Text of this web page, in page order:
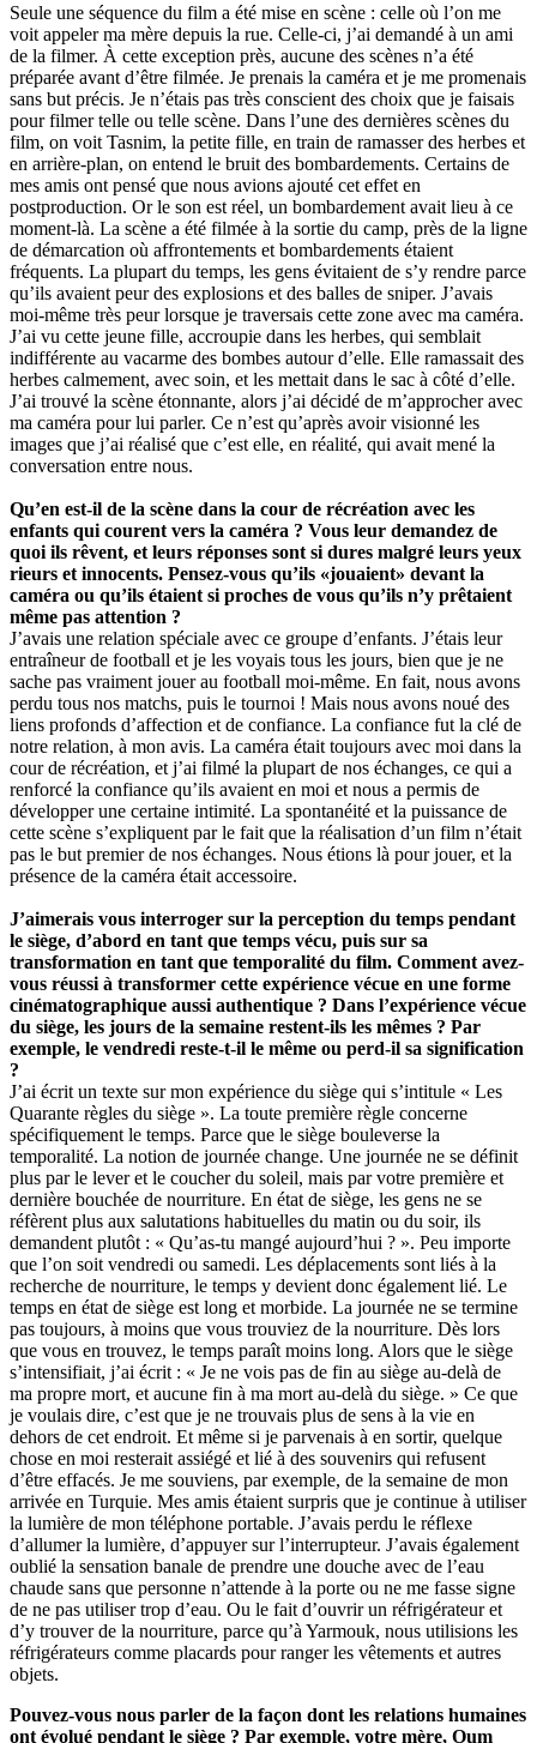
Seule une séquence du film a été mise en scène : celle où l’on me
voit appeler ma mère depuis la rue. Celle-ci, j’ai demandé à un ami
de la filmer. À cette exception près, aucune des scènes n’a été
préparée avant d’être filmée. Je prenais la caméra et je me promenais
sans but précis. Je n’étais pas très conscient des choix que je faisais
pour filmer telle ou telle scène. Dans l’une des dernières scènes du
film, on voit Tasnim, la petite fille, en train de ramasser des herbes et
en arrière-plan, on entend le bruit des bombardements. Certains de
mes amis ont pensé que nous avions ajouté cet effet en
postproduction. Or le son est réel, un bombardement avait lieu à ce
moment-là. La scène a été filmée à la sortie du camp, près de la ligne
de démarcation où affrontements et bombardements étaient
fréquents. La plupart du temps, les gens évitaient de s’y rendre parce
qu’ils avaient peur des explosions et des balles de sniper. J’avais
moi-même très peur lorsque je traversais cette zone avec ma caméra.
J’ai vu cette jeune fille, accroupie dans les herbes, qui semblait
indifférente au vacarme des bombes autour d’elle. Elle ramassait des
herbes calmement, avec soin, et les mettait dans le sac à côté d’elle.
J’ai trouvé la scène étonnante, alors j’ai décidé de m’approcher avec
ma caméra pour lui parler. Ce n’est qu’après avoir visionné les
images que j’ai réalisé que c’est elle, en réalité, qui avait mené la
conversation entre nous.
Qu’en est-il de la scène dans la cour de récréation avec les
enfants qui courent vers la caméra ? Vous leur demandez de
quoi ils rêvent, et leurs réponses sont si dures malgré leurs yeux
rieurs et innocents. Pensez-vous qu’ils «jouaient» devant la
caméra ou qu’ils étaient si proches de vous qu’ils n’y prêtaient
même pas attention ?
J’avais une relation spéciale avec ce groupe d’enfants. J’étais leur
entraîneur de football et je les voyais tous les jours, bien que je ne
sache pas vraiment jouer au football moi-même. En fait, nous avons
perdu tous nos matchs, puis le tournoi ! Mais nous avons noué des
liens profonds d’affection et de confiance. La confiance fut la clé de
notre relation, à mon avis. La caméra était toujours avec moi dans la
cour de récréation, et j’ai filmé la plupart de nos échanges, ce qui a
renforcé la confiance qu’ils avaient en moi et nous a permis de
développer une certaine intimité. La spontanéité et la puissance de
cette scène s’expliquent par le fait que la réalisation d’un film n’était
pas le but premier de nos échanges. Nous étions là pour jouer, et la
présence de la caméra était accessoire.
J’aimerais vous interroger sur la perception du temps pendant
le siège, d’abord en tant que temps vécu, puis sur sa
transformation en tant que temporalité du film. Comment avez-
vous réussi à transformer cette expérience vécue en une forme
cinématographique aussi authentique ? Dans l’expérience vécue
du siège, les jours de la semaine restent-ils les mêmes ? Par
exemple, le vendredi reste-t-il le même ou perd-il sa signification
?
J’ai écrit un texte sur mon expérience du siège qui s’intitule « Les
Quarante règles du siège ». La toute première règle concerne
spécifiquement le temps. Parce que le siège bouleverse la
temporalité. La notion de journée change. Une journée ne se définit
plus par le lever et le coucher du soleil, mais par votre première et
dernière bouchée de nourriture. En état de siège, les gens ne se
réfèrent plus aux salutations habituelles du matin ou du soir, ils
demandent plutôt : « Qu’as-tu mangé aujourd’hui ? ». Peu importe
que l’on soit vendredi ou samedi. Les déplacements sont liés à la
recherche de nourriture, le temps y devient donc également lié. Le
temps en état de siège est long et morbide. La journée ne se termine
pas toujours, à moins que vous trouviez de la nourriture. Dès lors
que vous en trouvez, le temps paraît moins long. Alors que le siège
s’intensifiait, j’ai écrit : « Je ne vois pas de fin au siège au-delà de
ma propre mort, et aucune fin à ma mort au-delà du siège. » Ce que
je voulais dire, c’est que je ne trouvais plus de sens à la vie en
dehors de cet endroit. Et même si je parvenais à en sortir, quelque
chose en moi resterait assiégé et lié à des souvenirs qui refusent
d’être effacés. Je me souviens, par exemple, de la semaine de mon
arrivée en Turquie. Mes amis étaient surpris que je continue à utiliser
la lumière de mon téléphone portable. J’avais perdu le réflexe
d’allumer la lumière, d’appuyer sur l’interrupteur. J’avais également
oublié la sensation banale de prendre une douche avec de l’eau
chaude sans que personne n’attende à la porte ou ne me fasse signe
de ne pas utiliser trop d’eau. Ou le fait d’ouvrir un réfrigérateur et
d’y trouver de la nourriture, parce qu’à Yarmouk, nous utilisions les
réfrigérateurs comme placards pour ranger les vêtements et autres
objets.
Pouvez-vous nous parler de la façon dont les relations humaines
ont évolué pendant le siège ? Par exemple, votre mère, Oum